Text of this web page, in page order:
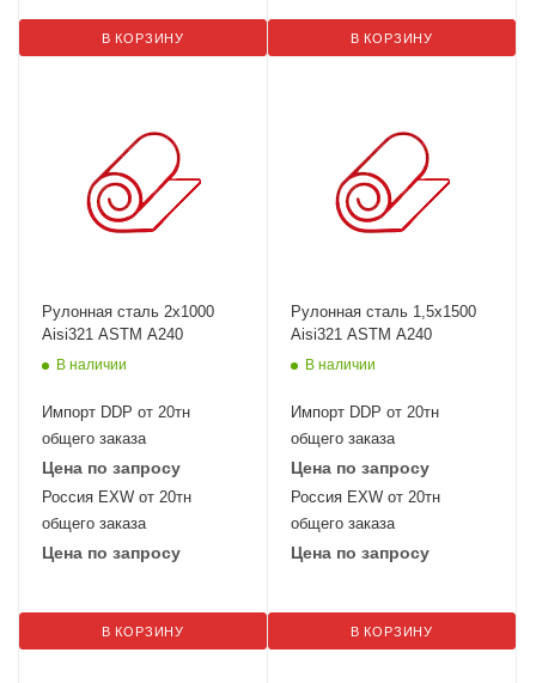
В КОРЗИНУ В КОРЗИНУ
Рулонная сталь 2х1000
Aisi321 ASTM A240
В наличии
Импорт DDP от 20тн
общего заказа
Цена по запросу
Россия EXW от 20тн
общего заказа
Цена по запросу
В КОРЗИНУ
Рулонная сталь 1,5х1500
Aisi321 ASTM A240
В наличии
Импорт DDP от 20тн
общего заказа
Цена по запросу
Россия EXW от 20тн
общего заказа
Цена по запросу
В КОРЗИНУ